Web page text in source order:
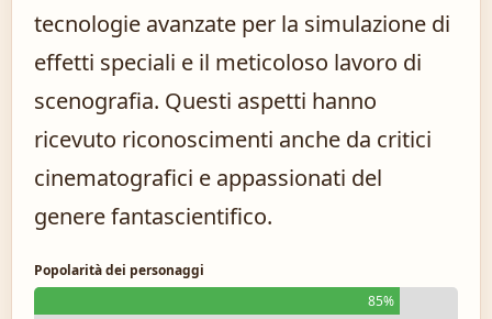
tecnologie avanzate per la simulazione di
effetti speciali e il meticoloso lavoro di
scenografia. Questi aspetti hanno
ricevuto riconoscimenti anche da critici
cinematografici e appassionati del
genere fantascientifico.
Popolarità dei personaggi
85%